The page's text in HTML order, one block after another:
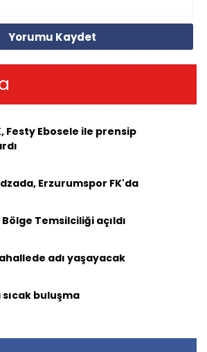
Yorumu Kaydet
Festy Ebosele ile prensip
Erzurumspor FK'da
Temsilciliği açıldı
adı yaşayacak
buluşma